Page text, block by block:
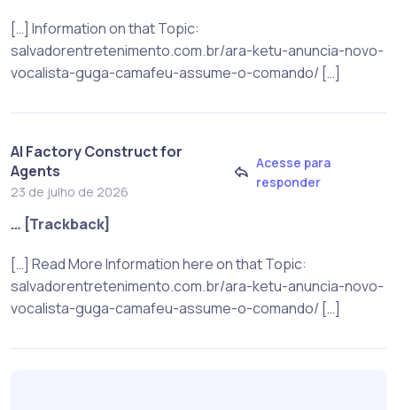
[…] Information on that Topic:
salvadorentretenimento.com.br/ara-ketu-anuncia-novo-
vocalista-guga-camafeu-assume-o-comando/ […]
AI Factory Construct for
Agents
23 de julho de 2026
Acesse para
responder
… [Trackback]
[…] Read More Information here on that Topic:
salvadorentretenimento.com.br/ara-ketu-anuncia-novo-
vocalista-guga-camafeu-assume-o-comando/ […]